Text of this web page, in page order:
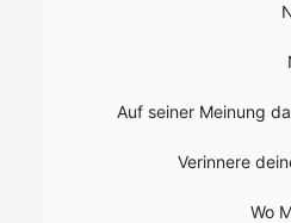
Auf seiner Meinung
Verinnere
Wo